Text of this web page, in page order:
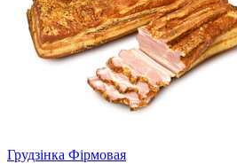
Грудзінка Фірмовая